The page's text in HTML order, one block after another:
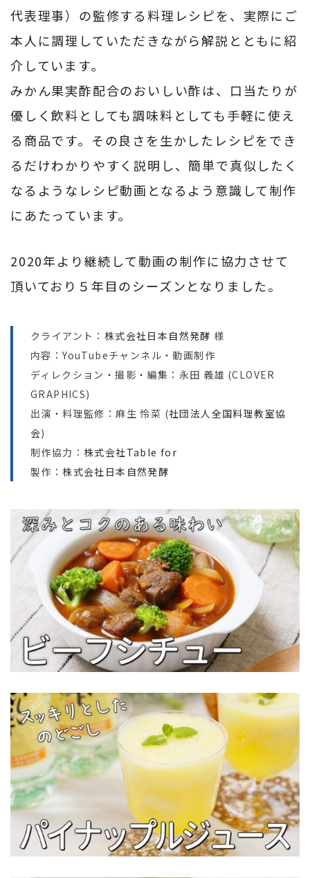
代表理事）の監修する料理レシピを、実際にご
本人に調理していただきながら解説とともに紹
介しています。
みかん果実酢配合のおいしい酢は、口当たりが
優しく飲料としても調味料としても手軽に使え
る商品です。その良さを生かしたレシピをでき
るだけわかりやすく説明し、簡単で真似したく
なるようなレシピ動画となるよう意識して制作
にあたっています。
2020年より継続して動画の制作に協力させて
頂いており５年目のシーズンとなりました。
クライアント： 株式会社日本自然発酵 様
内容：YouTubeチャンネル・動画制作
ディレクション・撮影・編集：永田 義雄 (CLOVER
GRAPHICS)
出演・料理監修：麻生 怜菜 (社団法人全国料理教室協
会)
制作協力： 株式会社Table for
製作：株式会社日本自然発酵